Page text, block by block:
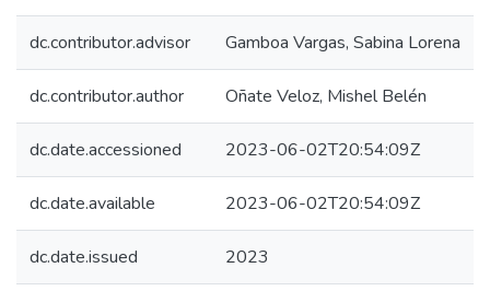
dc.contributor.advisor Gamboa Vargas, Sabina Lorena
dc.contributor.author Oñate Veloz, Mishel Belén
dc.date.accessioned 2023-06-02T20:54:09Z
dc.date.available 2023-06-02T20:54:09Z
dc.date.issued 2023